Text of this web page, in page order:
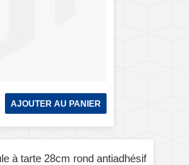
AJOUTER AU PANIER
à tarte 28cm rond antiadhésif